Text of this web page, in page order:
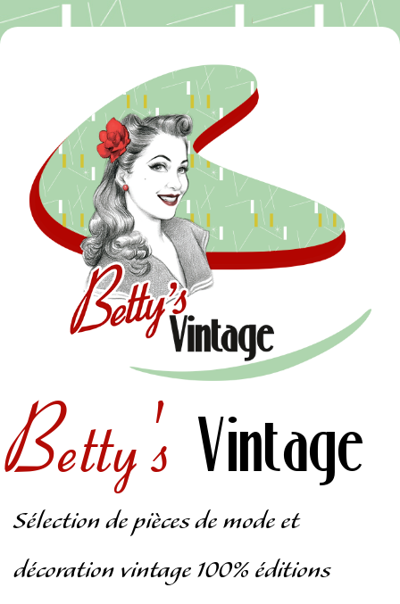
Betty's Vintage
Sélection de pièces de mode et
décoration vintage 100% éditions